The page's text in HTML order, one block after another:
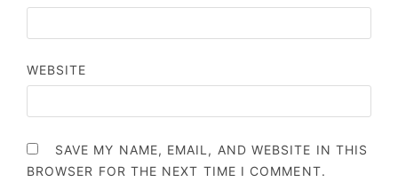
WEBSITE
SAVE MY NAME, EMAIL, AND WEBSITE IN THIS
BROWSER FOR THE NEXT TIME I COMMENT.